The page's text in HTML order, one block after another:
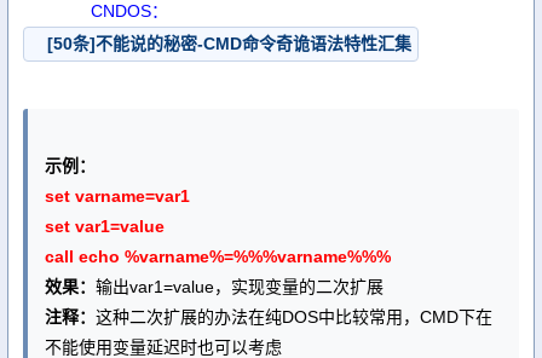
CNDOS：
[50条]不能说的秘密-CMD命令奇诡语法特性汇集
示例：
set varname=var1
set var1=value
call echo %varname%=%%%varname%%%
效果： 输出var1=value，实现变量的二次扩展
注释： 这种二次扩展的办法在纯DOS中比较常用，CMD下在
不能使用变量延迟时也可以考虑